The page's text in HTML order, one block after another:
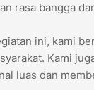
rasa bangga
ini, kami
Kami
luas dan